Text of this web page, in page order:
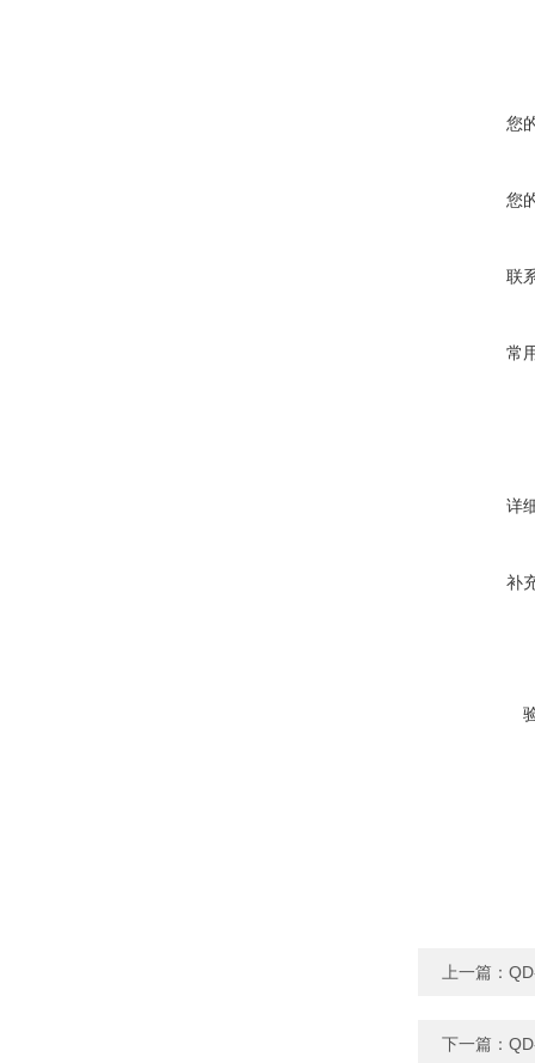
您
您
联
常
详
补
上一篇：
下一篇：